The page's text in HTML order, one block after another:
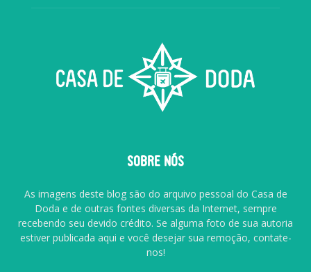
SOBRE NÓS
As imagens deste blog são do arquivo pessoal do Casa de
Doda e de outras fontes diversas da Internet, sempre
recebendo seu devido crédito. Se alguma foto de sua autoria
estiver publicada aqui e você desejar sua remoção, contate-
nos!